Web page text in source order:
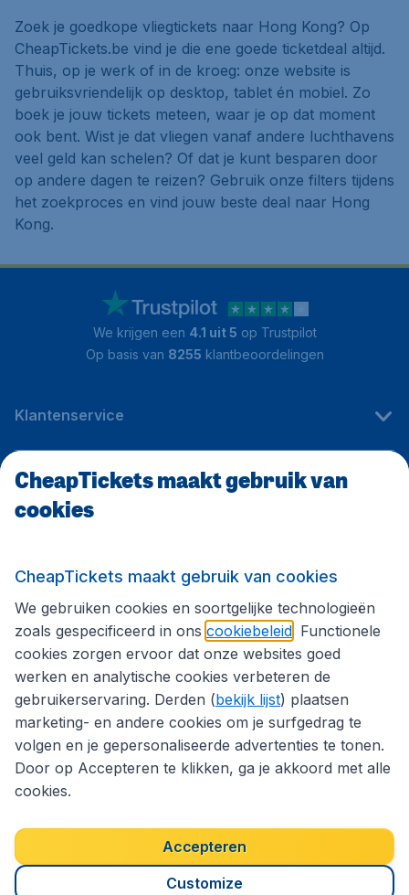
Zoek je goedkope vliegtickets naar Hong Kong? Op
CheapTickets.be vind je die ene goede ticketdeal altijd.
Thuis, op je werk of in de kroeg: onze website is
gebruiksvriendelijk op desktop, tablet én mobiel. Zo
boek je jouw tickets meteen, waar je op dat moment
ook bent. Wist je dat vliegen vanaf andere luchthavens
veel geld kan schelen? Of dat je kunt besparen door
op andere dagen te reizen? Gebruik onze filters tijdens
het zoekproces en vind jouw beste deal naar Hong
Kong.
We krijgen een 4.1 uit 5 op Trustpilot
Op basis van 8255 klantbeoordelingen
Klantenservice
CheapTickets.be
Volg CheapTickets.be
Privacybeleid
Copyright © 2026
CheapTickets maakt gebruik van
cookies
CheapTickets maakt gebruik van cookies
We gebruiken cookies en soortgelijke technologieën
zoals gespecificeerd in ons cookiebeleid . Functionele
cookies zorgen ervoor dat onze websites goed
werken en analytische cookies verbeteren de
gebruikerservaring. Derden (bekijk lijst) plaatsen
marketing- en andere cookies om je surfgedrag te
volgen en je gepersonaliseerde advertenties te tonen.
Door op Accepteren te klikken, ga je akkoord met alle
cookies.
Accepteren
Customize